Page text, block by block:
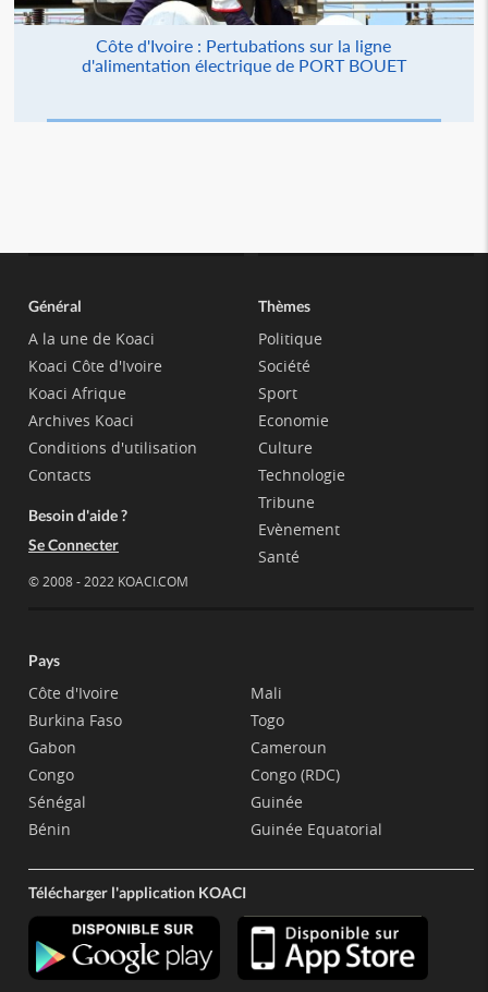
Côte d'Ivoire : Pertubations sur la ligne
d'alimentation électrique de PORT BOUET
Général
A la une de Koaci
Koaci Côte d'Ivoire
Koaci Afrique
Archives Koaci
Conditions d'utilisation
Contacts
Besoin d'aide ?
Se Connecter
© 2008 - 2022 KOACI.COM
Thèmes
Politique
Société
Sport
Economie
Culture
Technologie
Tribune
Evènement
Santé
Pays
Côte d'Ivoire
Burkina Faso
Gabon
Congo
Sénégal
Bénin
Mali
Togo
Cameroun
Congo (RDC)
Guinée
Guinée Equatorial
Télécharger l'application KOACI